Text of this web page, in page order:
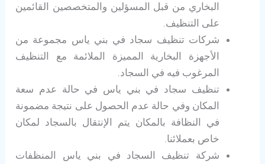
البخاري من قبل المسؤلين والمتخصصين القائمين
على التنظيف.
شركات تنظيف سجاد في بني ياس مجموعة من
الأجهزة البخارية المميزة الملائمة مع التنظيف
المرغوب فيه في السجاد.
تنظيف سجاد في بني ياس في حالة عدم سعة
المكان وفي حالة عدم الحصول على نتيجة مضمونة
في النظافة بالمكان يتم الإنتقال بالسجاد لمكان
خاص بعملائنا.
شركة تنظيف السجاد في بني ياس المنظفات